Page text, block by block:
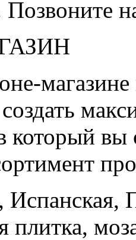
создать
который
Испанская,
плитка,